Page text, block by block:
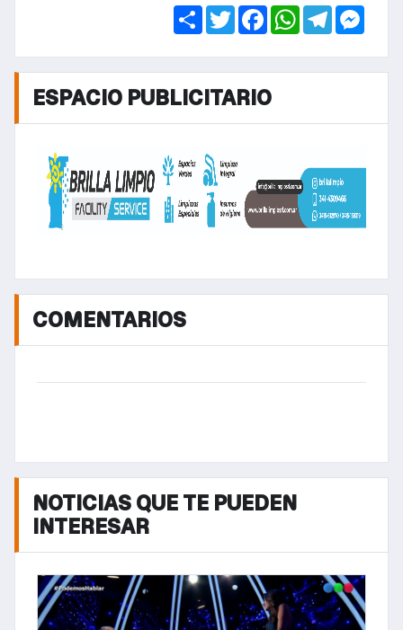
ShareTwitterFacebook
WhatsApp
ESPACIO PUBLICITARIO
COMENTARIOS
NOTICIAS QUE TE PUEDEN
INTERESAR